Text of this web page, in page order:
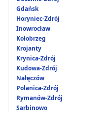
Gdańsk
Horyniec-Zdrój
Inowrocław
Kołobrzeg
Krojanty
Krynica-Zdrój
Kudowa-Zdrój
Nałęczów
Polanica-Zdrój
Rymanów-Zdrój
Sarbinowo